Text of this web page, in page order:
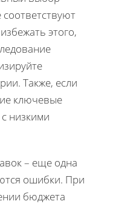
этого,
Также, если
ключевые
низкими
– еще одна
ошибки. При
бюджета